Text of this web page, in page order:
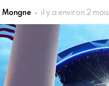
Mongne il y a environ 2 mois